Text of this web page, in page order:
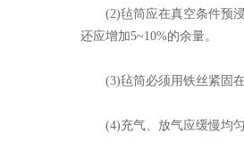
(2)毡筒应在真空条件预浸
还应增加5~10%的余量。
(3)毡筒必须用铁丝紧固在
(4)充气、放气应缓慢均